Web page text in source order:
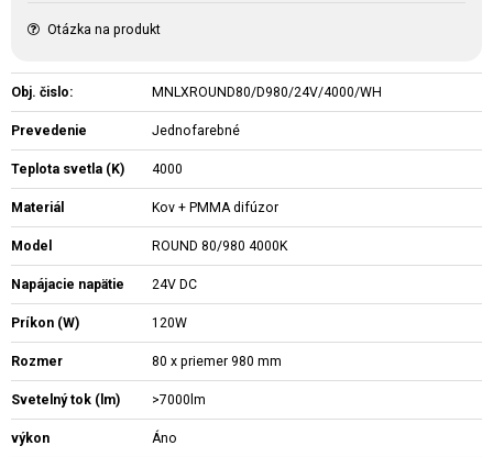
Otázka na produkt
Obj. čislo: MNLXROUND80/D980/24V/4000/WH
Prevedenie Jednofarebné
Teplota svetla (K) 4000
Materiál Kov + PMMA difúzor
Model ROUND 80/980 4000K
Napájacie napätie 24V DC
Príkon (W) 120W
Rozmer 80 x priemer 980 mm
Svetelný tok (lm) >7000lm
výkon Áno